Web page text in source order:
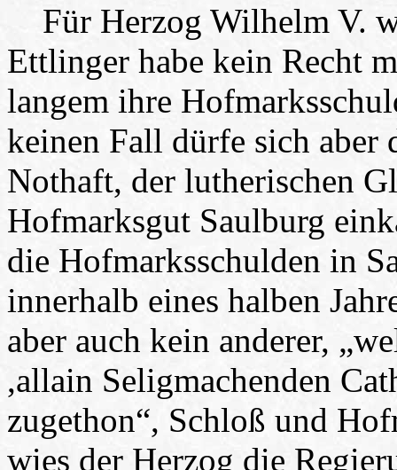
Für Herzog Wilhelm V.
Ettlinger habe kein Recht
langem ihre
keinen Fall dürfe sich aber
Nothaft, der lutherischen
Hofmarksgut Saulburg
die Hofmarksschulden in
innerhalb eines halben
aber auch kein anderer,
,allain Seligmachenden
zugethon“, Schloß und
wies der Herzog die